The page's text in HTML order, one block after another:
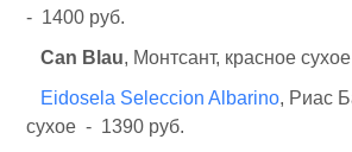
- 1400 руб.
Can Blau, Монтсант, красное
Eidosela Seleccion Albarino, Риас
сухое - 1390 руб.